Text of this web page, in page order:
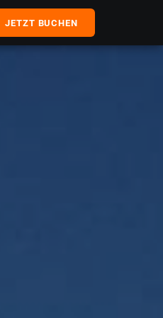
JETZT BUCHEN